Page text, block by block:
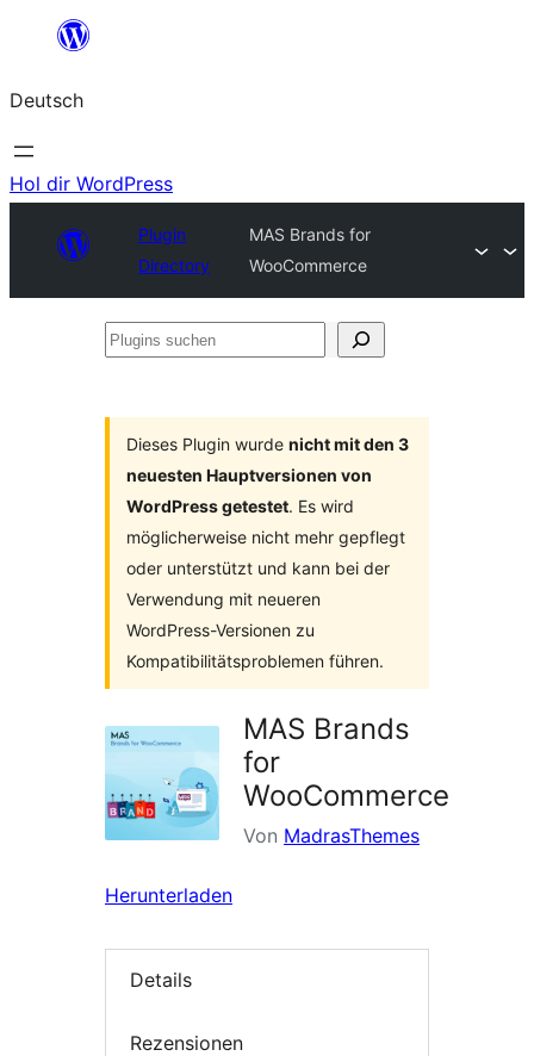
springen
Deutsch
Hol dir WordPress
Plugin
Directory
MAS Brands for
WooCommerce
Plugins
Dieses Plugin wurde nicht mit den 3
neuesten Hauptversionen von
WordPress getestet. Es wird
möglicherweise nicht mehr gepflegt
oder unterstützt und kann bei der
Verwendung mit neueren
WordPress-Versionen zu
Kompatibilitätsproblemen führen.
MAS Brands
for
WooCommerce
Von MadrasThemes
Herunterladen
Details
Rezensionen